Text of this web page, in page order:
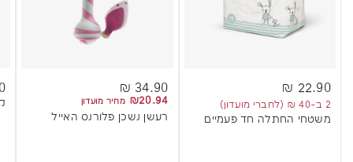
22.90 ₪
2 ב-40 ₪ (לחברי מועדון)
משטחי החתלה חד פעמיים
34.90 ₪
₪20.94 מחיר מועדון
רעשן נשכן פלורנס האייל